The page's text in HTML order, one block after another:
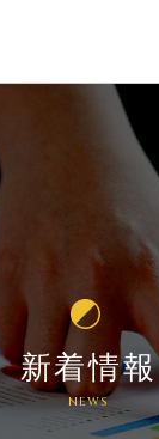
新着情報
NEWS